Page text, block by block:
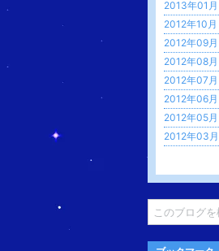
2013年01月
2012年10月
2012年09月
2012年08月
2012年07月
2012年06月
2012年05月
2012年03月